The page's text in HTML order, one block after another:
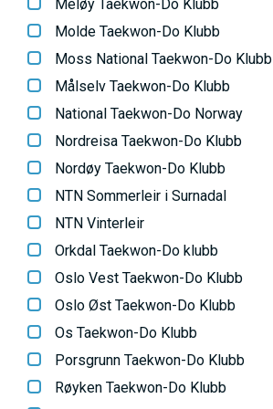
Meløy Taekwon-Do Klubb
Molde Taekwon-Do Klubb
Moss National Taekwon-Do Klubb
Målselv Taekwon-Do Klubb
National Taekwon-Do Norway
Nordreisa Taekwon-Do Klubb
Nordøy Taekwon-Do Klubb
NTN Sommerleir i Surnadal
NTN Vinterleir
Orkdal Taekwon-Do klubb
Oslo Vest Taekwon-Do Klubb
Oslo Øst Taekwon-Do Klubb
Os Taekwon-Do Klubb
Porsgrunn Taekwon-Do Klubb
Røyken Taekwon-Do Klubb